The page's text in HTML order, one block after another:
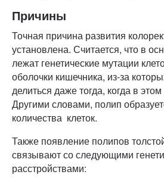
Причины
Точная причина развития
установлена. Считается, что в
лежат генетические мутации
оболочки кишечника, из-за
делиться даже тогда, когда в
Другими словами, полип
количества клеток.
Также появление полипов
связывают со следующими
расстройствами: